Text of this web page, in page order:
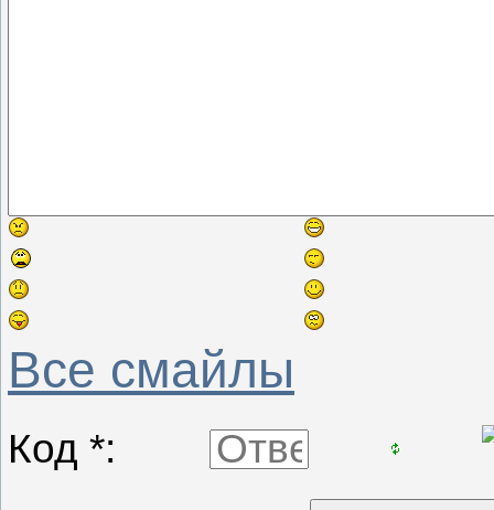
Все смайлы
Код *: